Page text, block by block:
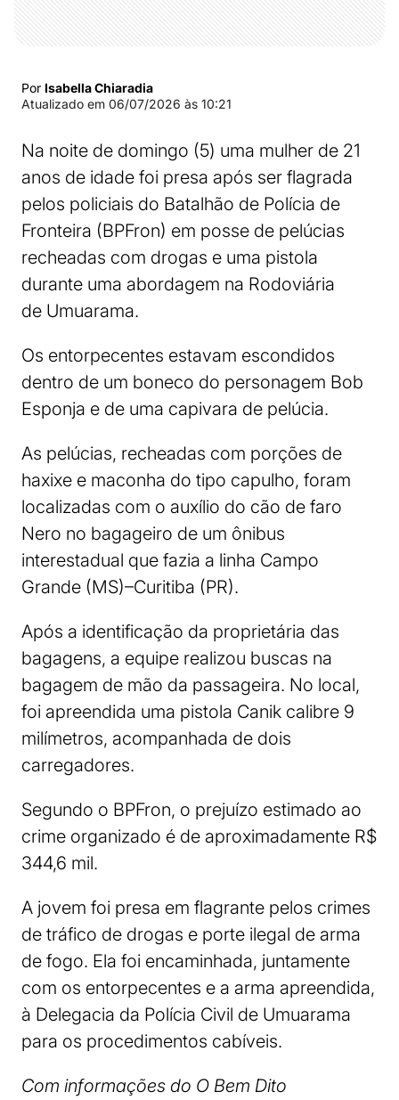
Por Isabella Chiaradia
Atualizado em 06/07/2026 às 10:21
Na noite de domingo (5) uma mulher de 21
anos de idade foi presa após ser flagrada
pelos policiais do Batalhão de Polícia de
Fronteira (BPFron) em posse de pelúcias
recheadas com drogas e uma pistola
durante uma abordagem na Rodoviária
de Umuarama.
Os entorpecentes estavam escondidos
dentro de um boneco do personagem Bob
Esponja e de uma capivara de pelúcia.
As pelúcias, recheadas com porções de
haxixe e maconha do tipo capulho, foram
localizadas com o auxílio do cão de faro
Nero no bagageiro de um ônibus
interestadual que fazia a linha Campo
Grande (MS)–Curitiba (PR).
Após a identificação da proprietária das
bagagens, a equipe realizou buscas na
bagagem de mão da passageira. No local,
foi apreendida uma pistola Canik calibre 9
milímetros, acompanhada de dois
carregadores.
Segundo o BPFron, o prejuízo estimado ao
crime organizado é de aproximadamente R$
344,6 mil.
A jovem foi presa em flagrante pelos crimes
de tráfico de drogas e porte ilegal de arma
de fogo. Ela foi encaminhada, juntamente
com os entorpecentes e a arma apreendida,
à Delegacia da Polícia Civil de Umuarama
para os procedimentos cabíveis.
Com informações do O Bem Dito